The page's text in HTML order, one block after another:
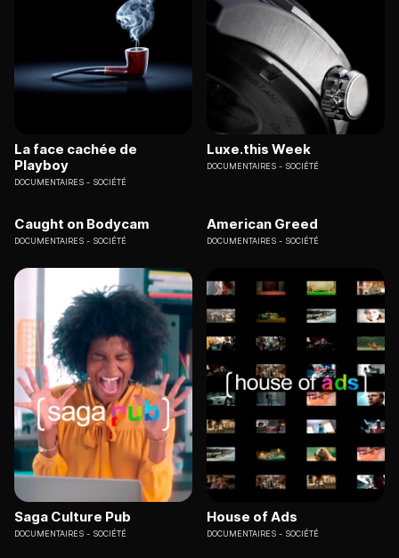
La face cachée de
Playboy
DOCUMENTAIRES SOCIÉTÉ
Luxe.this Week
DOCUMENTAIRES SOCIÉTÉ
Caught on Bodycam
DOCUMENTAIRES SOCIÉTÉ
American Greed
DOCUMENTAIRES SOCIÉTÉ
Saga Culture Pub
DOCUMENTAIRES SOCIÉTÉ
House of Ads
DOCUMENTAIRES SOCIÉTÉ